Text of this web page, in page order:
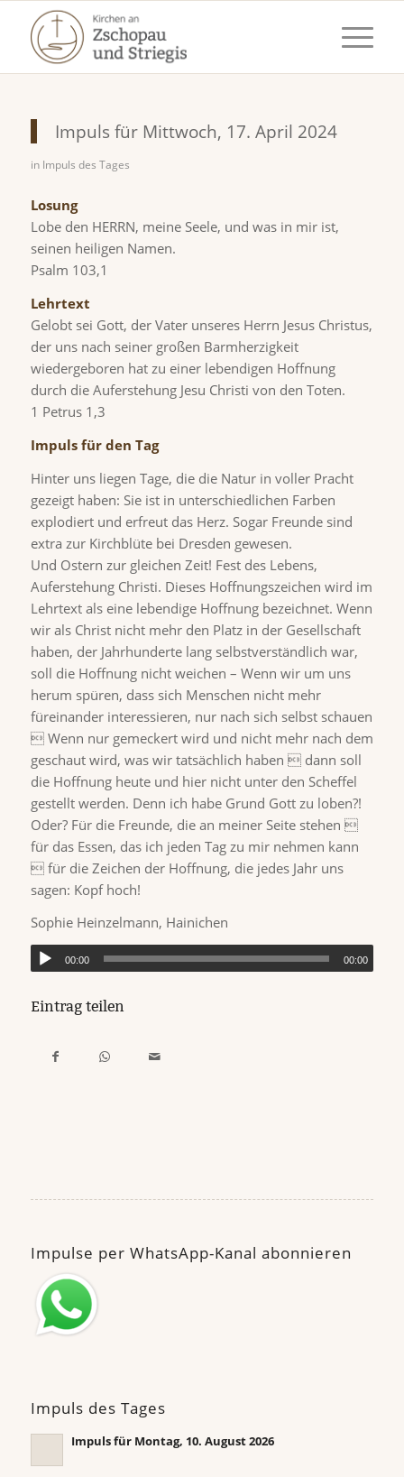
Impuls für Mittwoch, 17. April 2024
in Impuls des Tages
Losung
Lobe den HERRN, meine Seele, und was in mir ist,
seinen heiligen Namen.
Psalm 103,1
Lehrtext
Gelobt sei Gott, der Vater unseres Herrn Jesus Christus,
der uns nach seiner großen Barmherzigkeit
wiedergeboren hat zu einer lebendigen Hoffnung
durch die Auferstehung Jesu Christi von den Toten.
1 Petrus 1,3
Impuls für den Tag
Hinter uns liegen Tage, die die Natur in voller Pracht
gezeigt haben: Sie ist in unterschiedlichen Farben
explodiert und erfreut das Herz. Sogar Freunde sind
extra zur Kirchblüte bei Dresden gewesen.
Und Ostern zur gleichen Zeit! Fest des Lebens,
Auferstehung Christi. Dieses Hoffnungszeichen wird im
Lehrtext als eine lebendige Hoffnung bezeichnet. Wenn
wir als Christ nicht mehr den Platz in der Gesellschaft
haben, der Jahrhunderte lang selbstverständlich war,
soll die Hoffnung nicht weichen – Wenn wir um uns
herum spüren, dass sich Menschen nicht mehr
füreinander interessieren, nur nach sich selbst schauen
 Wenn nur gemeckert wird und nicht mehr nach dem
geschaut wird, was wir tatsächlich haben  dann soll
die Hoffnung heute und hier nicht unter den Scheffel
gestellt werden. Denn ich habe Grund Gott zu loben?!
Oder? Für die Freunde, die an meiner Seite stehen 
für das Essen, das ich jeden Tag zu mir nehmen kann
 für die Zeichen der Hoffnung, die jedes Jahr uns
sagen: Kopf hoch!
Sophie Heinzelmann, Hainichen
00:00 00:00
Eintrag teilen
Impulse per WhatsApp-Kanal abonnieren
Impuls des Tages
Impuls für Montag, 10. August 2026